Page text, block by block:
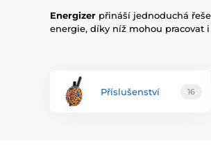
Energizer přináší jednoduchá
energie, díky níž mohou pracovat
Příslušenství 16